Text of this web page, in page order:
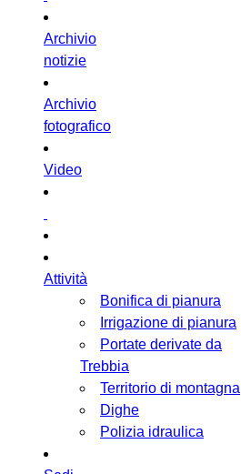
Archivio
notizie
Archivio
fotografico
Video
Attività
Bonifica di pianura
Irrigazione di pianura
Portate derivate da
Trebbia
Territorio di montagna
Dighe
Polizia idraulica